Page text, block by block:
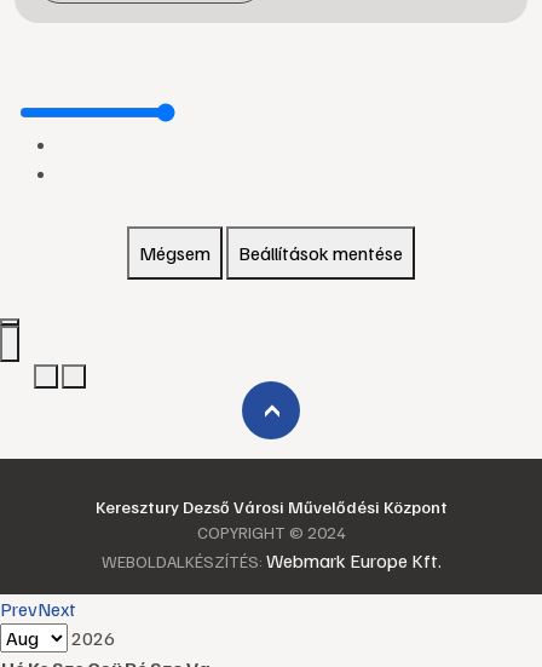
Mégsem Beállítások mentése
›
Keresztury Dezső Városi Művelődési Központ
COPYRIGHT © 2024
WEBOLDALKÉSZÍTÉS: Webmark Europe Kft.
PrevNext
2026